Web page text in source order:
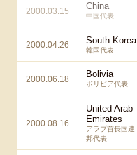
2000.03.15 China
中国代表
2000.04.26 South Korea
韓国代表
2000.06.18 Bolivia
ボリビア代表
2000.08.16
United Arab
Emirates
アラブ首長国連
邦代表